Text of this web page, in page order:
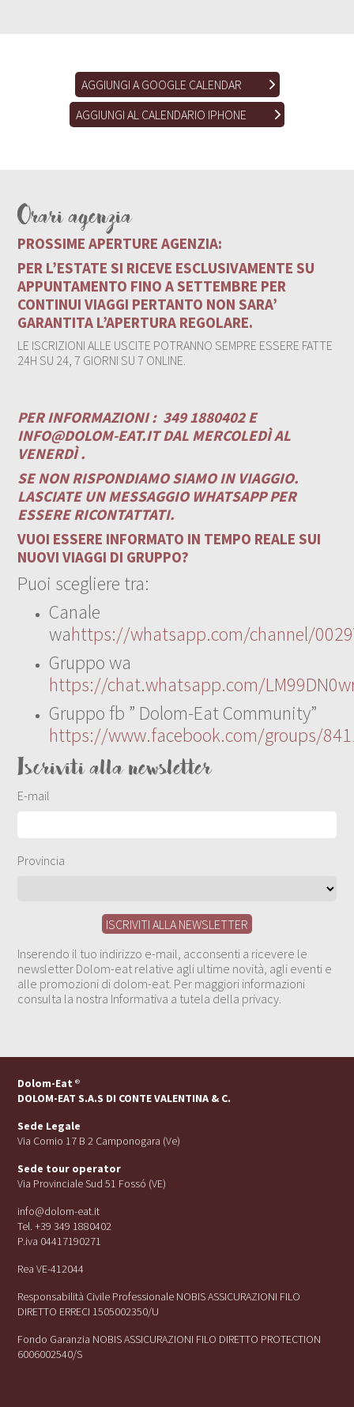
AGGIUNGI A GOOGLE CALENDAR
AGGIUNGI AL CALENDARIO IPHONE
Orari agenzia
PROSSIME APERTURE AGENZIA:
PER L’ESTATE SI RICEVE ESCLUSIVAMENTE SU
APPUNTAMENTO FINO A SETTEMBRE PER
CONTINUI VIAGGI PERTANTO NON SARA’
GARANTITA L’APERTURA REGOLARE.
LE ISCRIZIONI ALLE USCITE POTRANNO SEMPRE ESSERE FATTE
24H SU 24, 7 GIORNI SU 7 ONLINE.
PER INFORMAZIONI : 349 1880402 E
INFO@DOLOM-EAT.ITDAL MERCOLEDÌ AL
VENERDÌ .
SE NON RISPONDIAMO SIAMO IN VIAGGIO.
LASCIATE UN MESSAGGIO WHATSAPP PER
ESSERE RICONTATTATI.
VUOI ESSERE INFORMATO IN TEMPO REALE SUI
NUOVI VIAGGI DI GRUPPO?
Puoi scegliere tra:
Canale
wahttps://whatsapp.com/channel/
Gruppo wa
https://chat.whatsapp.com/
Gruppo fb ” Dolom-Eat Community”
https://www.facebook.com/groups/
Iscriviti alla newsletter
E-mail
Provincia
Inserendo il tuo indirizzo e-mail, acconsenti a ricevere le
newsletter Dolom-eat relative agli ultime novità, agli eventi e
alle promozioni di dolom-eat. Per maggiori informazioni
consulta la nostra Informativa a tutela della privacy.
Dolom-Eat ®
DOLOM-EAT S.A.S DI CONTE VALENTINA & C.
Sede Legale
Via Cornio 17 B 2 Camponogara (Ve)
Sede tour operator
Via Provinciale Sud 51 Fossó (VE)
info@dolom-eat.it
Tel. +39 349 1880402
P.iva 04417190271
Rea VE-412044
Responsabilità Civile Professionale NOBIS ASSICURAZIONI FILO
DIRETTO ERRECI 1505002350/U
Fondo Garanzia NOBIS ASSICURAZIONI FILO DIRETTO PROTECTION
6006002540/S